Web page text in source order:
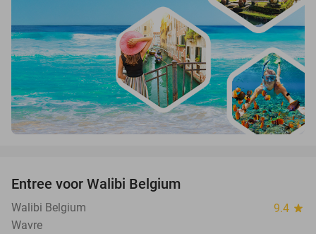
Entree voor Walibi Belgium
Walibi Belgium 9.4 star
Wavre